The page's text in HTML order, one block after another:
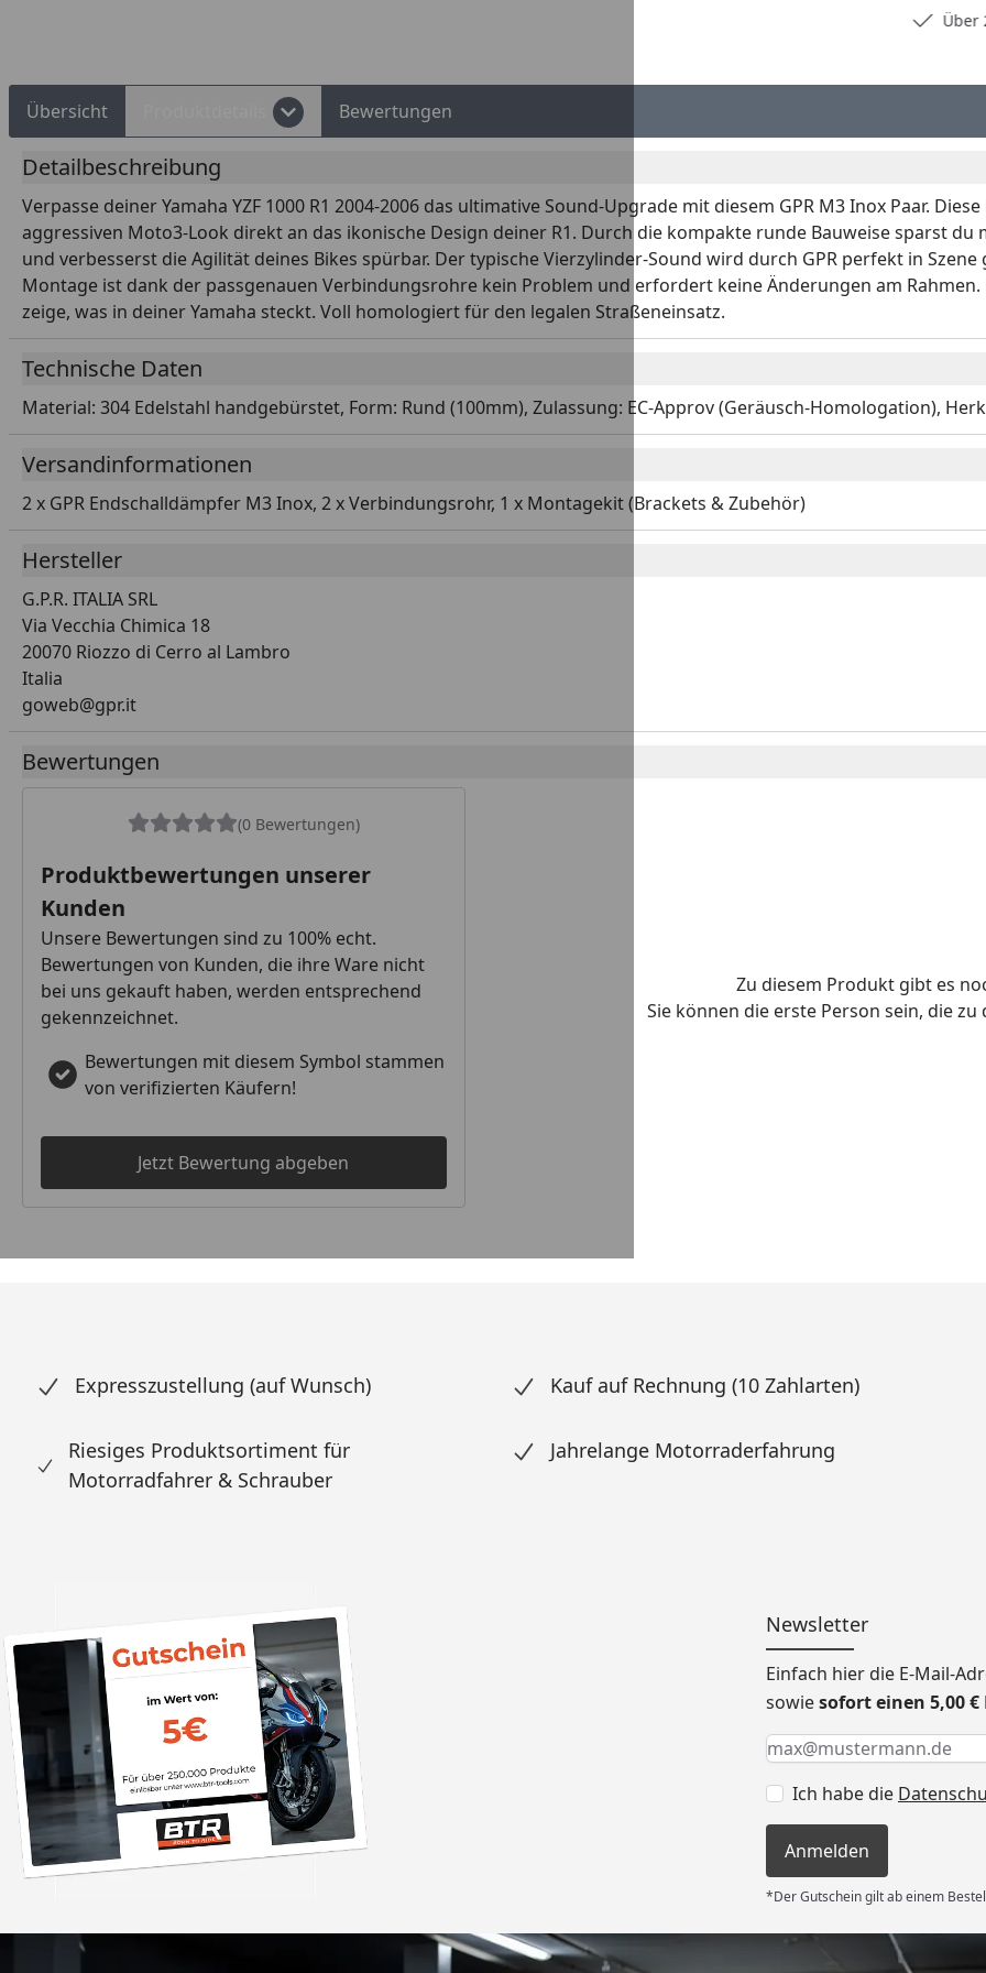
Über
Übersicht Bewertungen
Detailbeschreibung
Verpasse deiner Yamaha YZF 1000 R1 2004-2006 das ultimative Sound-Upgrade mit diesem GPR M3 Inox Paar.
aggressiven Moto3-Look direkt an das ikonische Design deiner R1. Durch die kompakte runde Bauweise sparst
und verbesserst die Agilität deines Bikes spürbar. Der typische Vierzylinder-Sound wird durch GPR perfekt in
Montage ist dank der passgenauen Verbindungsrohre kein Problem und erfordert keine Änderungen am
zeige, was in deiner Yamaha steckt. Voll homologiert für den legalen Straßeneinsatz.
Technische Daten
Material: 304 Edelstahl handgebürstet, Form: Rund (100mm), Zulassung: EC-Approv (Geräusch-Homologation),
Versandinformationen
2 x GPR Endschalldämpfer M3 Inox, 2 x Verbindungsrohr, 1 x Montagekit (Brackets & Zubehör)
Hersteller
G.P.R. ITALIA SRL
Via Vecchia Chimica 18
20070 Riozzo di Cerro al Lambro
Italia
goweb@gpr.it
Bewertungen
(0 Bewertungen)
Produktbewertungen unserer
Kunden
Unsere Bewertungen sind zu 100% echt.
Bewertungen von Kunden, die ihre Ware nicht
bei uns gekauft haben, werden entsprechend
gekennzeichnet.
Bewertungen mit diesem Symbol stammen
von verifizierten Käufern!
Jetzt Bewertung abgeben
Zu diesem Produkt gibt es
Sie können die erste Person sein, die
Expresszustellung (auf Wunsch) Kauf auf Rechnung (10 Zahlarten)
Riesiges Produktsortiment für
Motorradfahrer & Schrauber
Jahrelange Motorraderfahrung
Newsletter
Einfach hier die E-Mail-
sowiesofort einen 5,00
Keine Eingabe erforderlich
Eingabe erforderlich
E-Mail *
Ich habe die
Anmelden
*Der Gutschein gilt ab einem